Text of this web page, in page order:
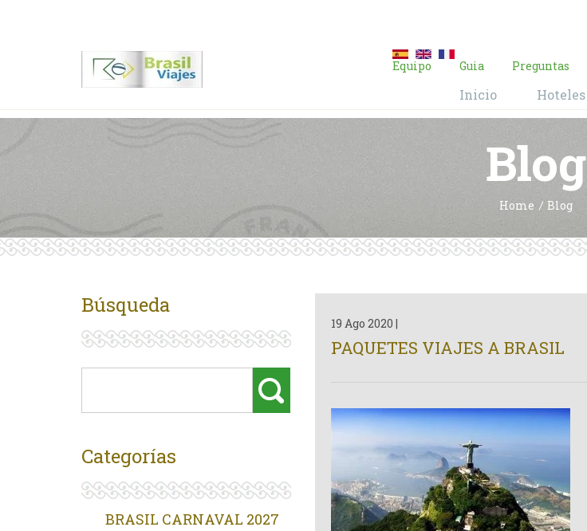
Equipo Guia Preguntas
Inicio Hoteles
Blog
Home Blog
Búsqueda
Categorías
BRASIL CARNAVAL 2027
19 Ago 2020 |
PAQUETES VIAJES A BRASIL